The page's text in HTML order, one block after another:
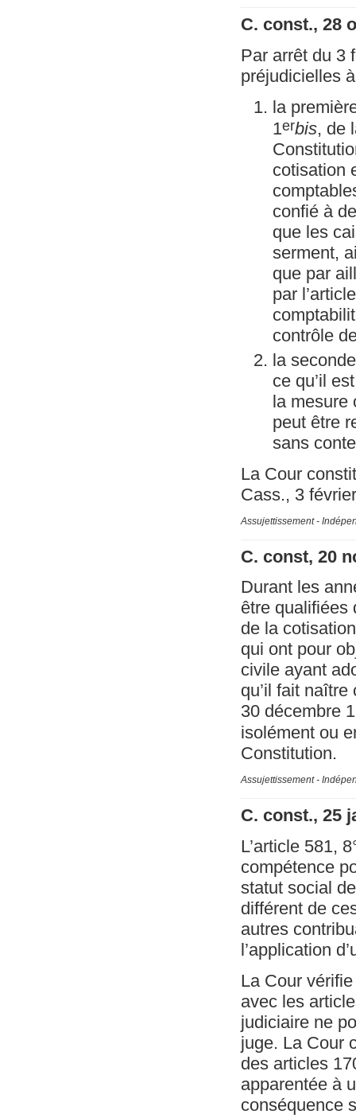
C. const., 28
Par arrêt du 3
préjudicielles
la
1erbis, de
cotisation
confié à
que les
serment,
que par
par
contrôle
la
ce qu’il
la mesure
peut être
sans
La Cour
Cass., 3
Assujettissement -
C. const, 20
Durant les
être qualifiées
de la
qui ont pour
civile ayant
qu’il fait
30 décembre
isolément ou
Constitution.
Assujettissement -
C. const., 25
L’article 581,
compétence
statut social
différent de
autres
l’application
La Cour
avec les
judiciaire ne
juge. La Cour
des articles
apparentée à
conséquence